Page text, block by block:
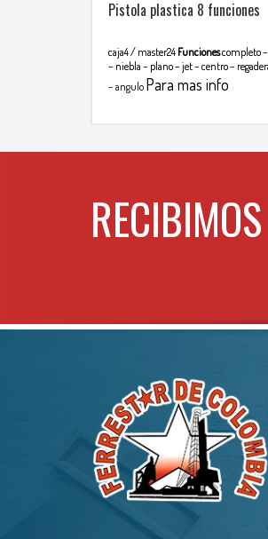
Pistola plastica 8 funciones
caja4 / master24 Funcionescompleto
– niebla – plano – jet – centro –
– angulo Para mas info